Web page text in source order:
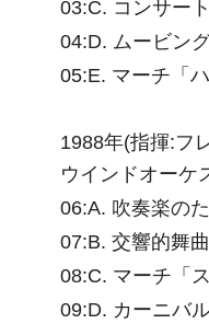
03:C. コンサー
04:D. ムービン
05:E. マーチ「
1988年(指揮:フ
ウインドオーケ
06:A. 吹奏楽の
07:B. 交響的舞
08:C. マーチ「
09:D. カーニバ